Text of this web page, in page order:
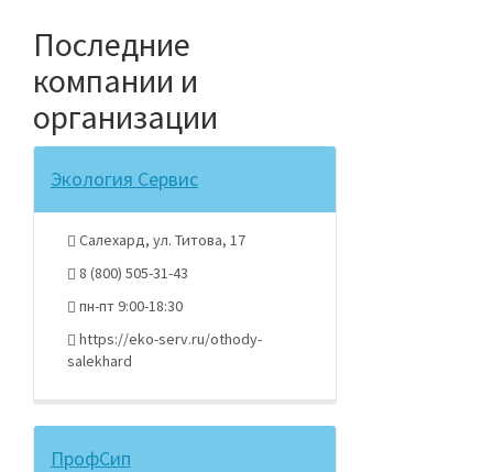
Последние
компании и
организации
Экология Сервис
Салехард, ул. Титова, 17
8 (800) 505-31-43
пн-пт 9:00-18:30
https://eko-serv.ru/othody-
salekhard
ПрофСип